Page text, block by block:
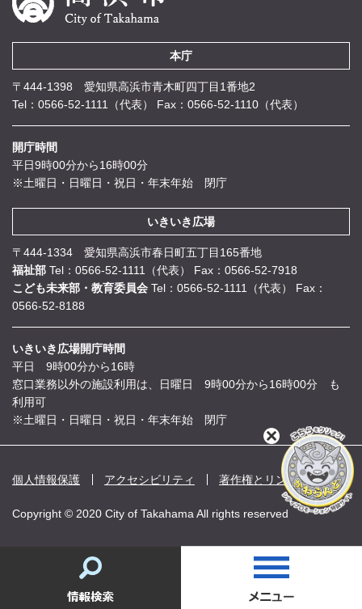
本庁
〒444-1398 愛知県高浜市青木町四丁目1番地2
Tel：0566-52-1111（代表）
Fax：0566-52-1110（代表）
開庁時間
平日9時00分から16時00分
※土曜日・日曜日・祝日・年末年始 閉庁
いきいき広場
〒444-1334 愛知県高浜市春日町五丁目165番地
福祉部 Tel：0566-52-1111（代表）
Fax：0566-52-7918
こども未来部・教育委員会 Tel：0566-52-1111（代表）
Fax：
0566-52-8188
いきいき広場開庁時間
平日 9時00分から16時
窓口業務以外の施設利用は、日曜日 9時00分から16時00分 も
利用可
※土曜日・日曜日・祝日・年末年始 閉庁
個人情報保護 アクセシビリティ 著作権とリンク
Copyright © 2020 City of Takahama All rights reserved
閉